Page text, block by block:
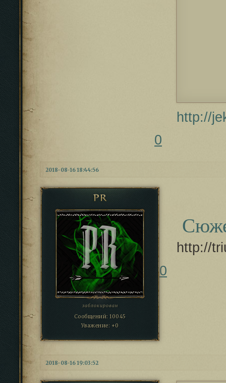
http://
0
2018-08-16 18:44:56
PR
заблокирован
Сообщений: 10045
Уважение: +0
http://
0
2018-08-16 19:03:52